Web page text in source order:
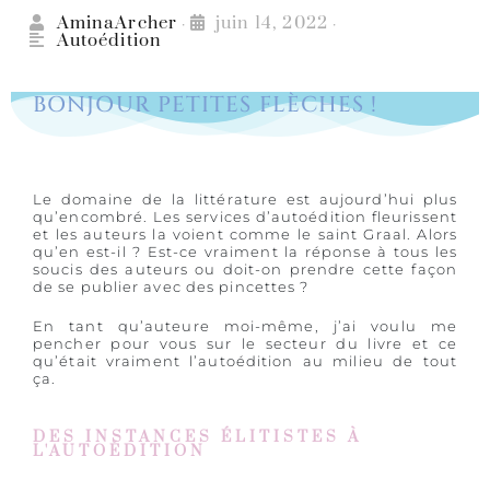
AminaArcher • juin 14, 2022 •
Autoédition
BONJOUR PETITES FLÈCHES !
Le domaine de la littérature est aujourd’hui plus
qu’encombré. Les services d’autoédition fleurissent
et les auteurs la voient comme le saint Graal. Alors
qu’en est-il ? Est-ce vraiment la réponse à tous les
soucis des auteurs ou doit-on prendre cette façon
de se publier avec des pincettes ?
En tant qu’auteure moi-même, j’ai voulu me
pencher pour vous sur le secteur du livre et ce
qu’était vraiment l’autoédition au milieu de tout
ça.
DES INSTANCES ÉLITISTES À
L'AUTOÉDITION